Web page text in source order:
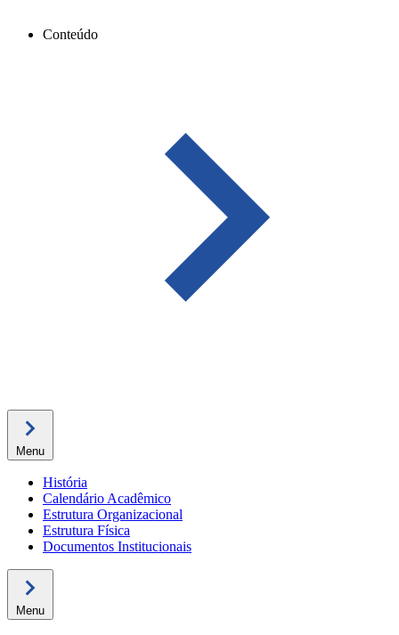
Conteúdo
Menu
História
Calendário Acadêmico
Estrutura Organizacional
Estrutura Física
Documentos Institucionais
Menu